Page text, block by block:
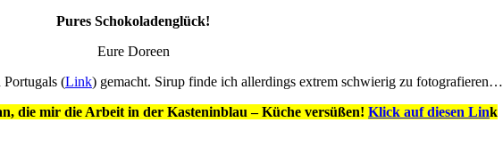
Pures Schokoladenglück!
Eure Doreen
(Link) gemacht. Sirup finde ich allerdings extrem schwierig zu fotografieren…
die mir die Arbeit in der Kasteninblau – Küche versüßen! Klick auf diesen Link